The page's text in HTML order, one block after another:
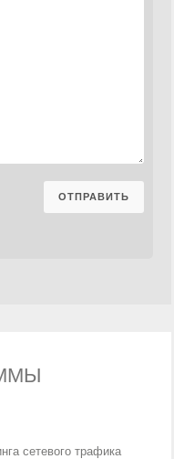
сетевого трафика